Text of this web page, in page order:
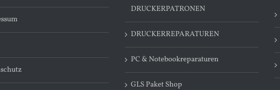
DRUCKERPATRONEN
DRUCKERREPARATUREN
PC & Notebookreparaturen
GLS Paket Shop